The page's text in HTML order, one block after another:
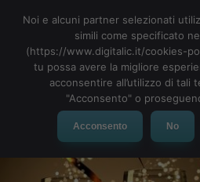
MENU
Noi e alcuni partner selezionati
simili come specificato
(https://www.digitalic.it/cookies-
tu possa avere la migliore
acconsentire all’utilizzo di tali
"Acconsento" o
Acconsento No